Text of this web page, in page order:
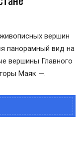
вершин
панорамный вид на
вершины Главного
Маяк —.